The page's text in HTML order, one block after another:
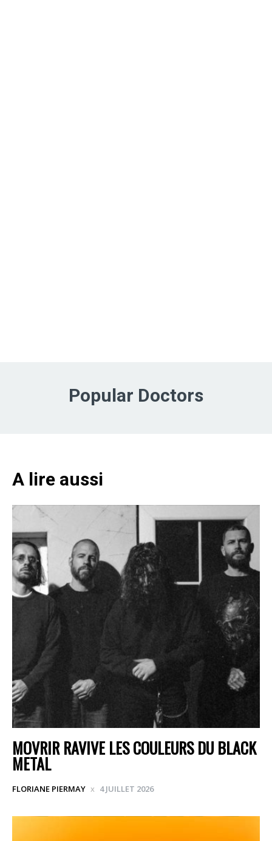
Popular Doctors
A lire aussi
MOVRIR RAVIVE LES COULEURS DU BLACK
METAL
FLORIANE PIERMAY 4 JUILLET 2026